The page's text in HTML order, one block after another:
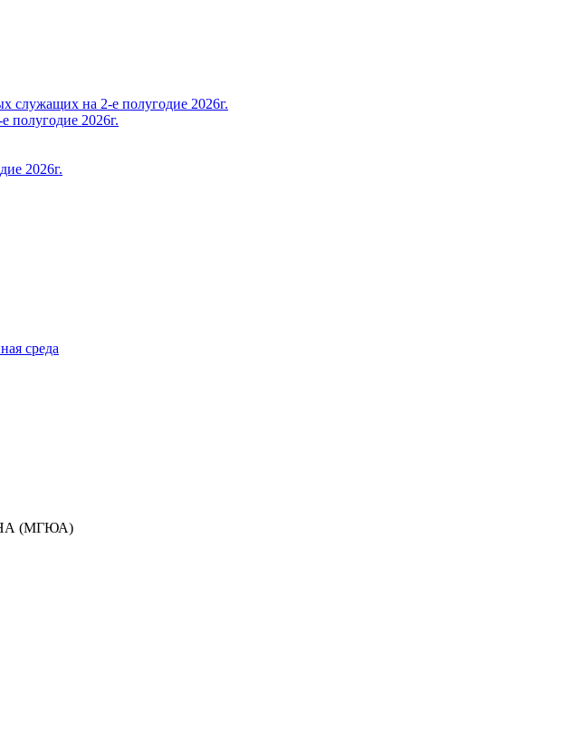
служащих на 2-е полугодие 2026г.
полугодие 2026г.
2026г.
среда
(МГЮА)